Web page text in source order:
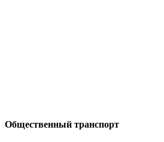
Общественный транспорт